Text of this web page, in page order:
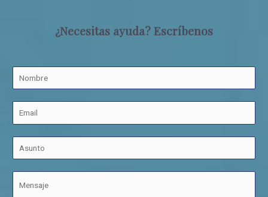
¿Necesitas ayuda? Escríbenos